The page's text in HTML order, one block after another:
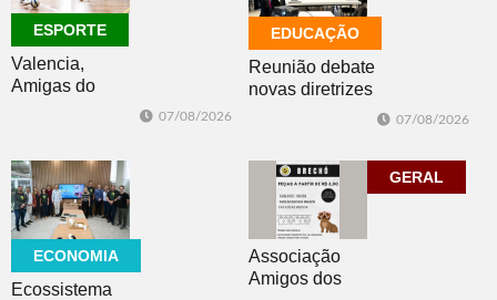
ESPORTE
Valencia,
Amigas do
vencem no
futsal
07/08/2026
EDUCAÇÃO
Reunião debate
novas diretrizes
perspectiva
inclusiva
07/08/2026
ECONOMIA
Ecossistema
GERAL
Associação
Amigos dos